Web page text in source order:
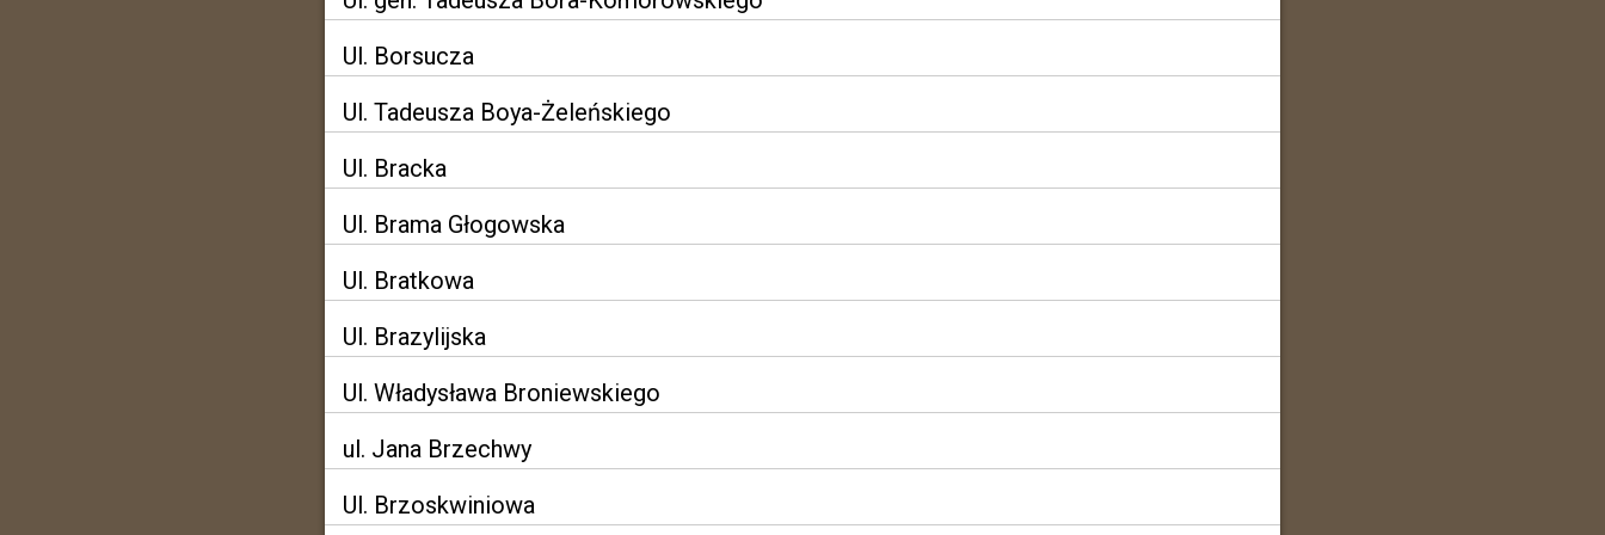
Ul. Borsucza
Ul. Tadeusza Boya-Żeleńskiego
Ul. Bracka
Ul. Brama Głogowska
Ul. Bratkowa
Ul. Brazylijska
Ul. Władysława Broniewskiego
ul. Jana Brzechwy
Ul. Brzoskwiniowa